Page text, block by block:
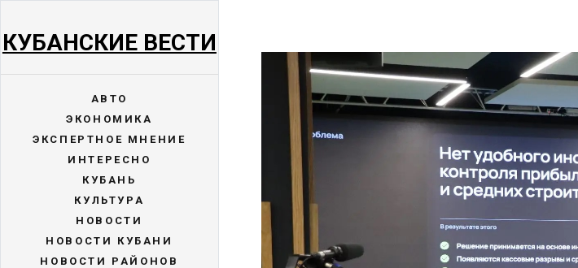
КУБАНСКИЕ ВЕСТИ
АВТО
ЭКОНОМИКА
ЭКСПЕРТНОЕ МНЕНИЕ
ИНТЕРЕСНО
КУБАНЬ
КУЛЬТУРА
НОВОСТИ
НОВОСТИ КУБАНИ
НОВОСТИ РАЙОНОВ